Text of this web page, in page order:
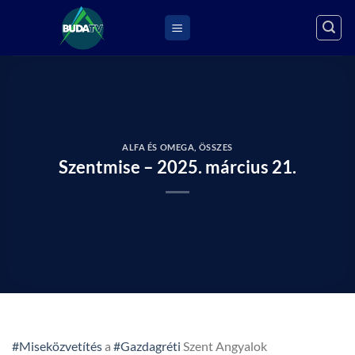
ALFA ÉS OMEGA ÖSSZES
Szentmise – 2025. március 21.
#Miseközvetítésa #Gazdagréti Szent Angyalok